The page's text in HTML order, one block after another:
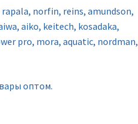
norfin, reins, amundson,
aiko, keitech, kosadaka,
pro, mora, aquatic, nordman,
оптом.